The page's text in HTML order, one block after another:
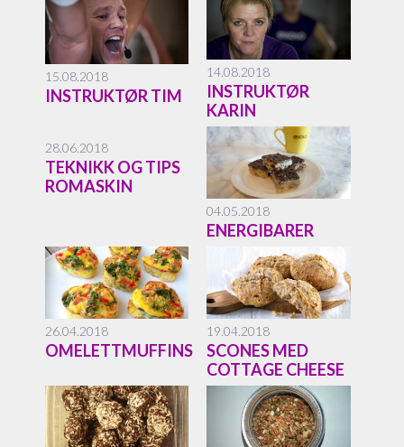
15.08.2018
INSTRUKTØR TIM
14.08.2018
INSTRUKTØR
KARIN
28.06.2018
TEKNIKK OG TIPS
ROMASKIN
04.05.2018
ENERGIBARER
26.04.2018
OMELETTMUFFINS
19.04.2018
SCONES MED
COTTAGE CHEESE